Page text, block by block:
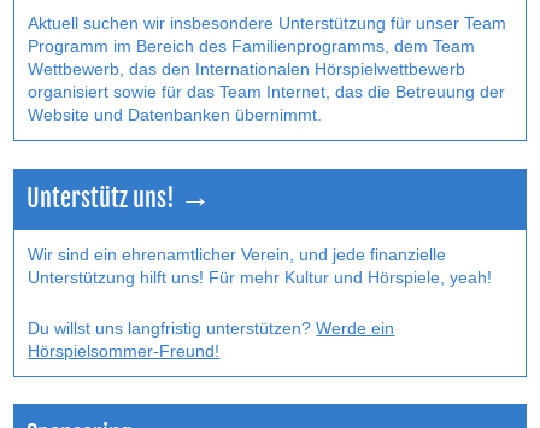
Aktuell suchen wir insbesondere Unterstützung für unser Team
Programm im Bereich des Familienprogramms, dem Team
Wettbewerb, das den Internatio­nalen Hörspielwettbewerb
organisiert sowie für das Team Internet, das die Betreuung der
Website und Datenbanken übernimmt.
Unterstütz uns! →
Wir sind ein ehrenamtlicher Verein, und jede finanzielle
Unterstützung hilft uns! Für mehr Kultur und Hörspiele, yeah!
Du willst uns langfristig unterstützen?Werde ein
Hörspielsommer-Freund!